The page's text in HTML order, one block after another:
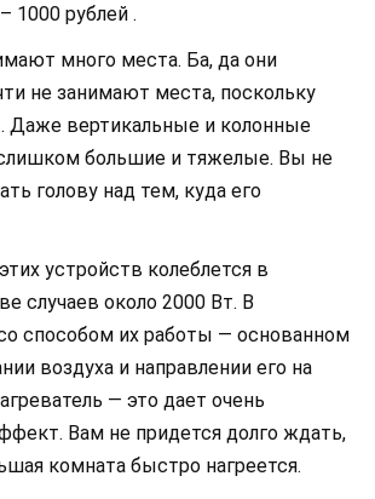
1000 рублей .
много места. Ба, да они
не занимают места, поскольку
Даже вертикальные и колонные
большие и тяжелые. Вы не
голову над тем, куда его
устройств колеблется в
случаев около 2000 Вт. В
способом их работы — основанном
воздуха и направлении его на
— это дает очень
Вам не придется долго ждать,
комната быстро нагреется.